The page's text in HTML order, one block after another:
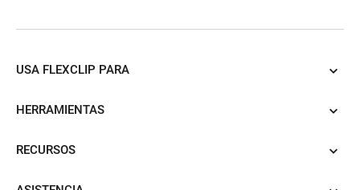
USA FLEXCLIP PARA
HERRAMIENTAS
RECURSOS